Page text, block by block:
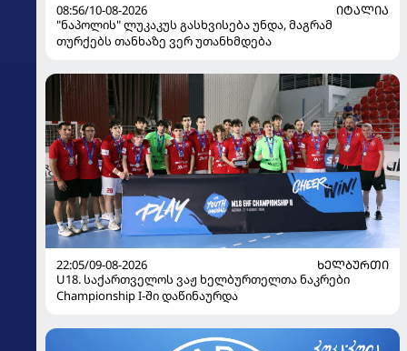
08:56/10-08-2026
ᲘᲢᲐᲚᲘᲐ
"ნაპოლის" ლუკაკუს გასხვისება უნდა, მაგრამ
თურქებს თანხაზე ვერ უთანხმდება
22:05/09-08-2026
ᲮᲔᲚᲑᲣᲠᲗᲘ
U18. საქართველოს ვაჟ ხელბურთელთა ნაკრები
Championship I-ში დაწინაურდა